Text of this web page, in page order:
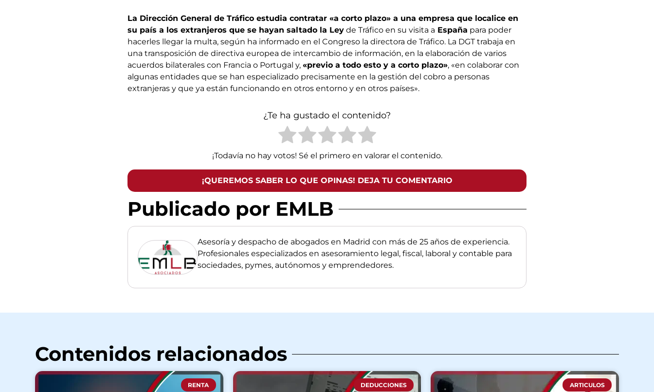
La Dirección General de Tráfico estudia contratar «a corto plazo» a una empresa que localice en
su país a los extranjeros que se hayan saltado la Ley de Tráfico en su visita a España para poder
hacerles llegar la multa, según ha informado en el Congreso la directora de Tráfico. La DGT trabaja en
una transposición de directiva europea de intercambio de información, en la elaboración de varios
acuerdos bilaterales con Francia o Portugal y, «previo a todo esto y a corto plazo», «en colaborar con
algunas entidades que se han especializado precisamente en la gestión del cobro a personas
extranjeras y que ya están funcionando en otros entorno y en otros países».
¿Te ha gustado el contenido?
¡Todavía no hay votos! Sé el primero en valorar el contenido.
¡QUEREMOS SABER LO QUE OPINAS! DEJA TU COMENTARIO
Publicado por EMLB
Asesoría y despacho de abogados en Madrid con más de 25 años de experiencia.
Profesionales especializados en asesoramiento legal, fiscal, laboral y contable para
sociedades, pymes, autónomos y emprendedores.
Contenidos relacionados
RENTA DEDUCCIONES ARTICULOS